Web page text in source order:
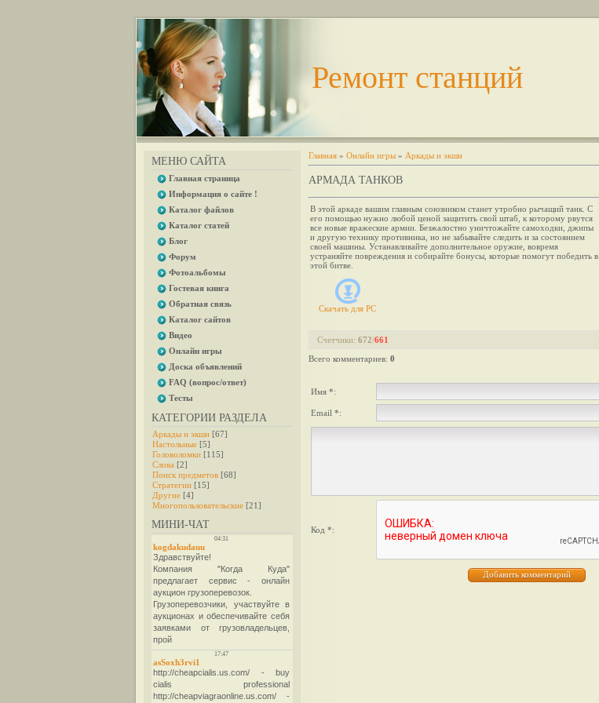
Ремонт станций
МЕНЮ САЙТА
Главная страница
Информация о сайте !
Каталог файлов
Каталог статей
Блог
Форум
Фотоальбомы
Гостевая книга
Обратная связь
Каталог сайтов
Видео
Онлайн игры
Доска объявлений
FAQ (вопрос/ответ)
Тесты
КАТЕГОРИИ РАЗДЕЛА
Аркады и экшн [67]
Настольные [5]
Головоломки [115]
Слова [2]
Поиск предметов [68]
Стратегии [15]
Другие [4]
Многопользовательские [21]
МИНИ-ЧАТ
Главная » Онлайн игры » Аркады и экшн
АРМАДА ТАНКОВ
В этой аркаде вашим главным союзником станет утробно рычащий танк. С
его помощью нужно любой ценой защитить свой штаб, к которому рвутся
все новые вражеские армии. Безжалостно уничтожайте самоходки, джипы
и другую технику противника, но не забывайте следить и за состоянием
своей машины. Устанавливайте дополнительное оружие, вовремя
устраняйте повреждения и собирайте бонусы, которые помогут победить в
этой битве.
Скачать для PC
Счетчики: 672/661
Всего комментариев: 0
Имя *:
Email *:
Код *: